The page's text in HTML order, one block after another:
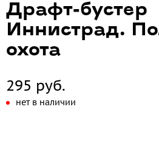
Драфт-бустер
Иннистрад.
охота
295 руб.
нет в наличии